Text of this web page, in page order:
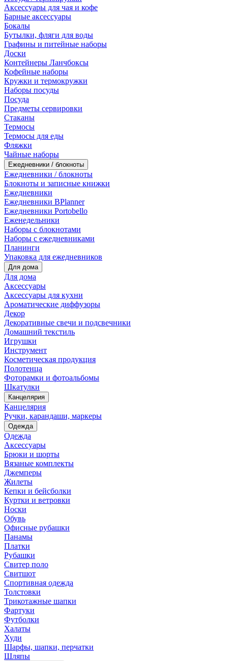
Аксессуары для чая и кофе
Барные аксессуары
Бокалы
Бутылки, фляги для воды
Графины и питейные наборы
Доски
Контейнеры Ланчбоксы
Кофейные наборы
Кружки и термокружки
Наборы посуды
Посуда
Предметы сервировки
Стаканы
Термосы
Термосы для еды
Фляжки
Чайные наборы
Ежедневники / блокноты
Ежедневники / блокноты
Блокноты и записные книжки
Ежедневники
Ежедневники BPlanner
Ежедневники Portobello
Еженедельники
Наборы с блокнотами
Наборы с ежедневниками
Планинги
Упаковка для ежедневников
Для дома
Для дома
Аксессуары
Аксессуары для кухни
Ароматические диффузоры
Декор
Декоративные свечи и подсвечники
Домашний текстиль
Игрушки
Инструмент
Косметическая продукция
Полотенца
Фоторамки и фотоальбомы
Шкатулки
Канцелярия
Канцелярия
Ручки, карандаши, маркеры
Одежда
Одежда
Аксессуары
Брюки и шорты
Вязаные комплекты
Джемперы
Жилеты
Кепки и бейсболки
Куртки и ветровки
Носки
Обувь
Офисные рубашки
Панамы
Платки
Рубашки
Свитер поло
Свитшот
Спортивная одежда
Толстовки
Трикотажные шапки
Фартуки
Футболки
Халаты
Худи
Шарфы, шапки, перчатки
Шляпы